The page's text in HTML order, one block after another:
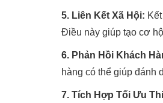
5. Liên Kết Xã Hội:
Điều này giúp tạo cơ
6. Phản Hồi Khách
hàng có thể giúp đánh
7. Tích Hợp Tối Ưu